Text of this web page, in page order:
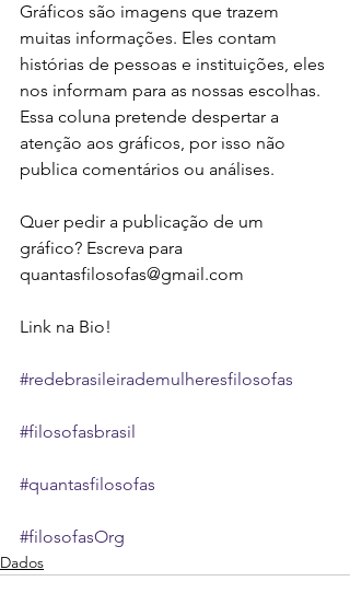
Gráficos são imagens que trazem
muitas informações. Eles contam
histórias de pessoas e instituições, eles
nos informam para as nossas escolhas.
Essa coluna pretende despertar a
atenção aos gráficos, por isso não
publica comentários ou análises.
Quer pedir a publicação de um
gráfico? Escreva para
quantasfilosofas@gmail.com
Link na Bio!
#redebrasileirademulheresfilosofas
#filosofasbrasil
#quantasfilosofas
#filosofasOrg
Dados